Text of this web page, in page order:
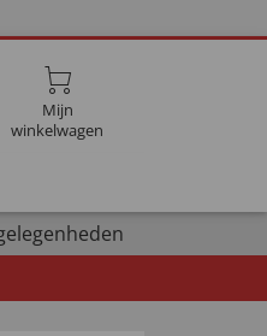
Mijn
winkelwagen